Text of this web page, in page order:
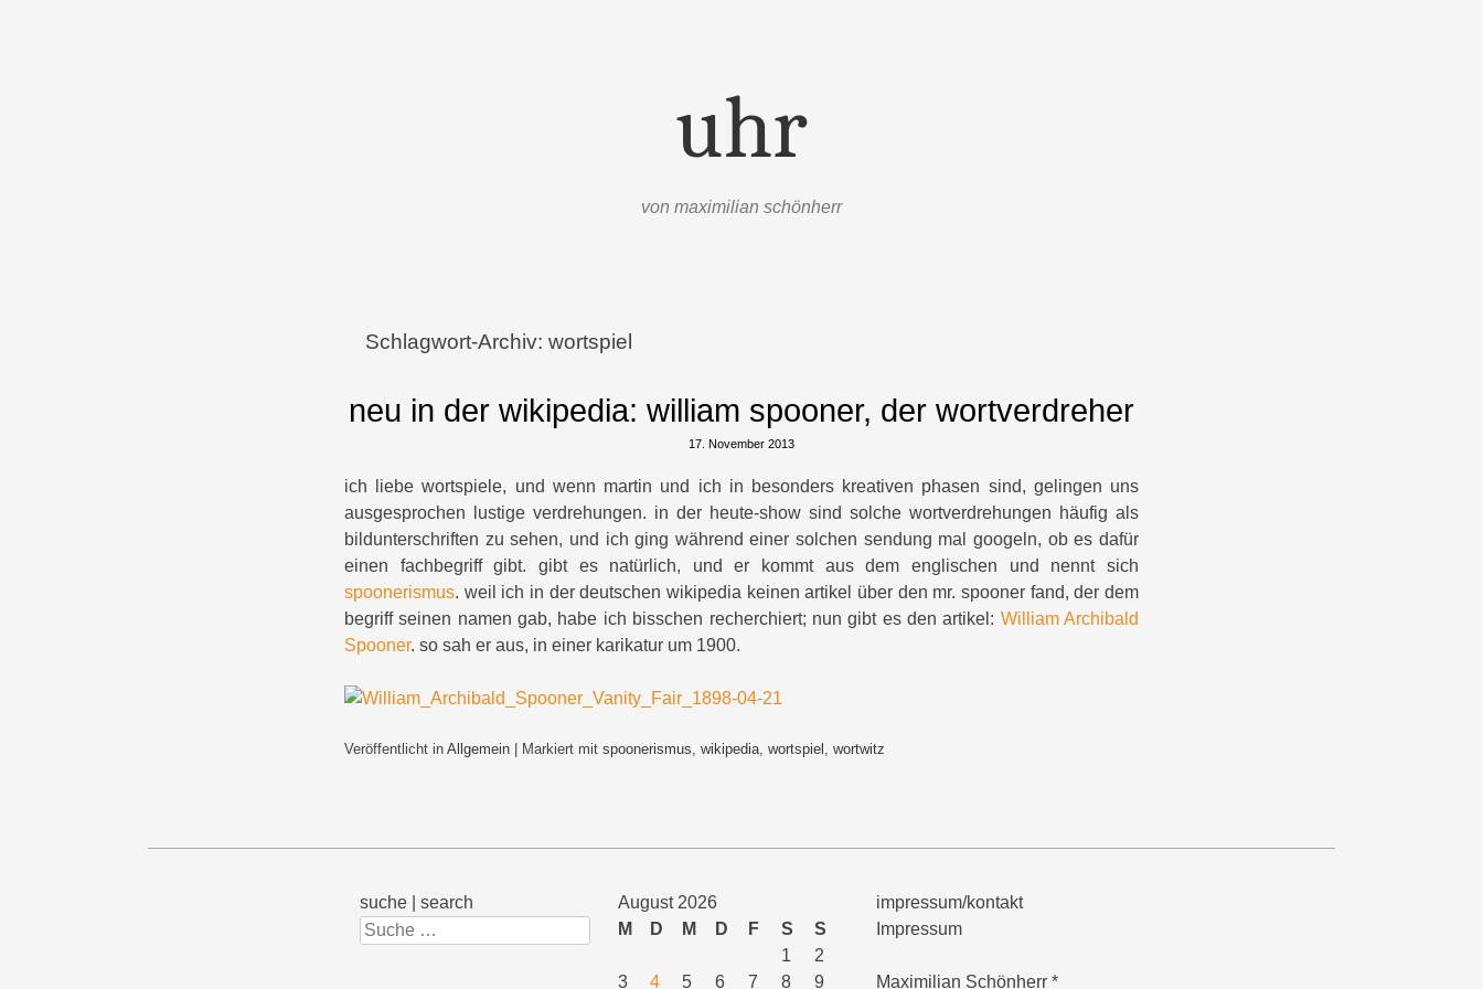
uhr
von maximilian schönherr
Schlagwort-Archiv:wortspiel
neu in der wikipedia: william spooner, der wortverdreher
17. November 2013
ich liebe wortspiele, und wenn martin und ich in besonders kreativen phasen sind, gelingen uns
ausgesprochen lustige verdrehungen. in der heute-show sind solche wortverdrehungen häufig als
bildunterschriften zu sehen, und ich ging während einer solchen sendung mal googeln, ob es dafür
einen fachbegriff gibt. gibt es natürlich, und er kommt aus dem englischen und nennt sich
spoonerismus. weil ich in der deutschen wikipedia keinen artikel über den mr. spooner fand, der dem
begriff seinen namen gab, habe ich bisschen recherchiert; nun gibt es den artikel: William Archibald
Spooner. so sah er aus, in einer karikatur um 1900.
Veröffentlicht in Allgemein Markiert mit spoonerismus, wikipedia, wortspiel , wortwitz
suche | search
Suchen
August 2026
M
D M D F S
S
1
2
3
4 5 6 7 8 9
impressum/kontakt
Impressum
Maximilian Schönherr *